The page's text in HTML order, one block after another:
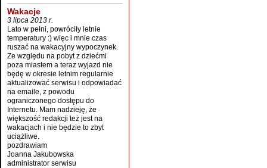
Wakacje
3 lipca 2013 r.
Lato w pełni, powróciły letnie
temperatury :) więc i mnie czas
ruszać na wakacyjny wypoczynek.
Ze względu na pobyt z dziećmi
poza miastem a teraz wyjazd nie
będę w okresie letnim regularnie
aktualizować serwisu i odpowiadać
na emaile, z powodu
ograniczonego dostępu do
Internetu. Mam nadzieję, że
większość redakcji też jest na
wakacjach i nie będzie to zbyt
uciążliwe.
pozdrawiam
Joanna Jakubowska
administrator serwisu